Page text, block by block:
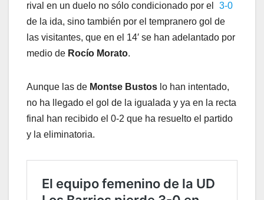
rival en un duelo no sólo condicionado por el
3-0
de la ida, sino también por el tempranero gol de
las visitantes, que en el 14′ se han adelantado por
medio de Rocío Morato.
Aunque las de Montse Bustos lo han intentado,
no ha llegado el gol de la igualada y ya en la recta
final han recibido el 0-2 que ha resuelto el partido
y la eliminatoria.